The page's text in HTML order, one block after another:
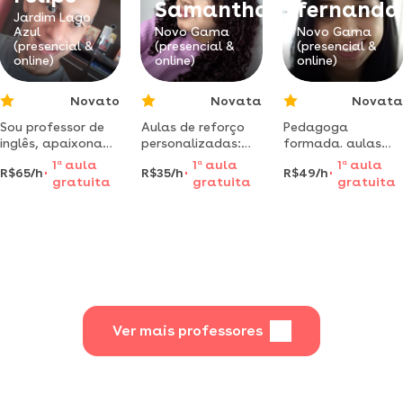
Jardim Lago
Azul
(presencial &
online)
Novato
Sou professor de
inglês, apaixonado
em ensinar as
pessoas se
desenvolverem na
R$65/h
1 aaula
gratuita
Samantha
Novo Gama
(presencial &
online)
Novata
Aulas de reforço
personalizadas:
aprendizado
divertido, seguro e
eficaz com
R$35/h
1 a aula
gratuita
fernanda
Novo Gama
(presencial &
online)
Novata
Pedagoga
formada. aulas
focadas em
alfabetização e
letramento.
R$49/h
1 aaula
gratuita
Ver mais professores